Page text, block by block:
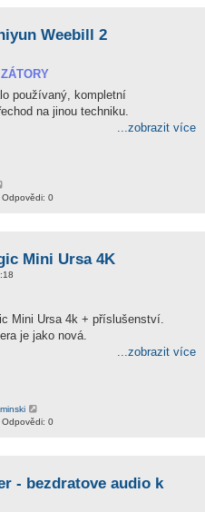
Weebill 2
používaný, kompletní
na jinou techniku.
...zobrazit více
Odpovědi: 0
Mini Ursa 4K
Mini Ursa 4k + příslušenství.
je jako nová.
...zobrazit více
Odpovědi: 0
- bezdratove audio k